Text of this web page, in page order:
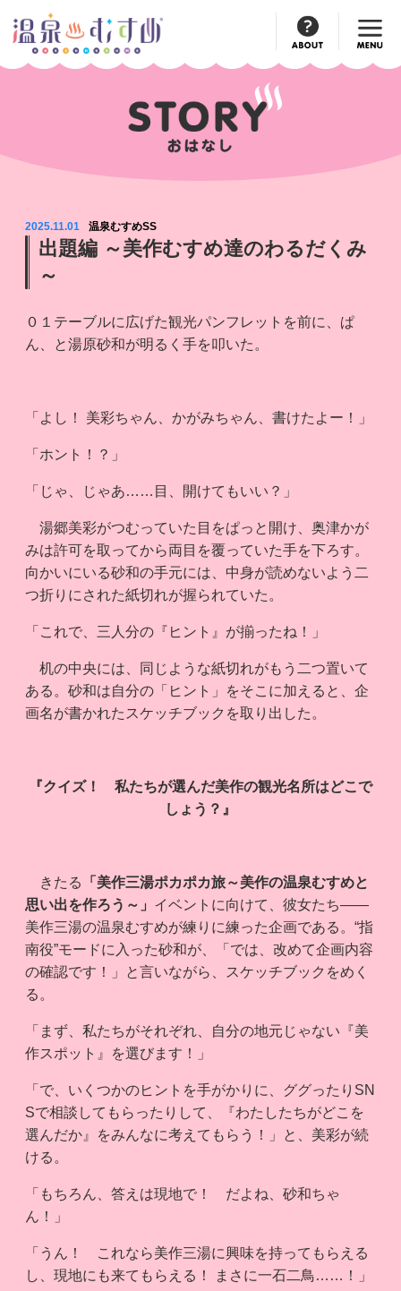
Official
Account
2025.11.01 温泉むすめSS
出題編 ～美作むすめ達のわるだくみ
～
０１テーブルに広げた観光パンフレットを前に、ぱ
ん、と湯原砂和が明るく手を叩いた。
「よし！ 美彩ちゃん、かがみちゃん、書けたよー！」
「ホント！？」
「じゃ、じゃあ……目、開けてもいい？」
湯郷美彩がつむっていた目をぱっと開け、奥津かが
みは許可を取ってから両目を覆っていた手を下ろす。
向かいにいる砂和の手元には、中身が読めないよう二
つ折りにされた紙切れが握られていた。
「これで、三人分の『ヒント』が揃ったね！」
机の中央には、同じような紙切れがもう二つ置いて
ある。砂和は自分の「ヒント」をそこに加えると、企
画名が書かれたスケッチブックを取り出した。
『クイズ！ 私たちが選んだ美作の観光名所はどこで
しょう？』
きたる
「美作三湯ポカポカ旅～美作の温泉むすめと
思い出を作ろう～」 イベントに向けて、彼女たち――
美作三湯の温泉むすめが練りに練った企画である。“指
南役”モードに入った砂和が、「では、改めて企画内容
の確認です！」と言いながら、スケッチブックをめく
る。
「まず、私たちがそれぞれ、自分の地元じゃない『美
作スポット』を選びます！」
「で、いくつかのヒントを手がかりに、ググったりSN
Sで相談してもらったりして、『わたしたちがどこを
選んだか』をみんなに考えてもらう！」と、美彩が続
ける。
「もちろん、答えは現地で！ だよね、砂和ちゃ
ん！」
「うん！ これなら美作三湯に興味を持ってもらえる
し、現地にも来てもらえる！ まさに一石二鳥……！」